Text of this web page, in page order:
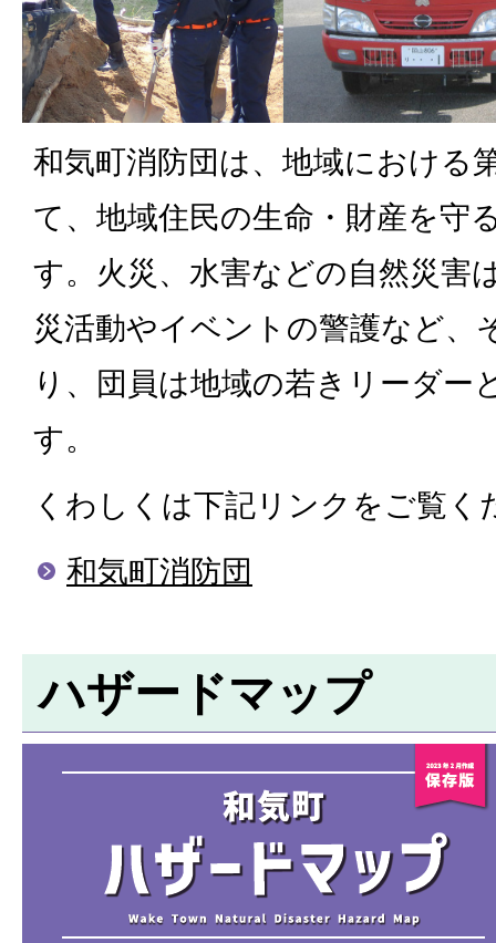
和気町消防団は、地域における
て、地域住民の生命・財産を守
す。火災、水害などの自然災害
災活動やイベントの警護など、
り、団員は地域の若きリーダー
す。
くわしくは下記リンクをご覧く
和気町消防団
ハザードマップ